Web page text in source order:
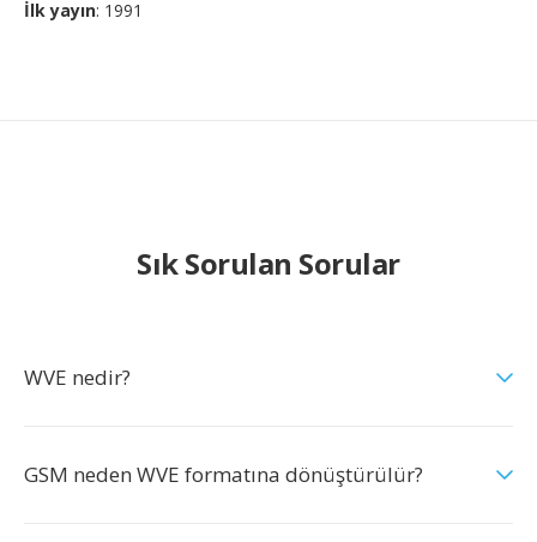
İlk yayın: 1991
Sık Sorulan Sorular
WVE nedir?
GSM neden WVE formatına dönüştürülür?